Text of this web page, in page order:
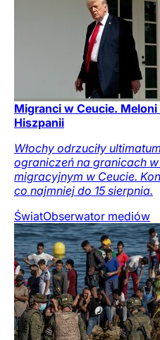
Migranci w Ceucie. Meloni
Hiszpanii
Włochy odrzuciły
ograniczeń na granicach
migracyjnym w Ceucie.
co najmniej do 15 sierpnia.
ŚwiatObserwator mediów